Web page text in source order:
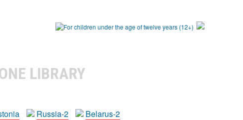
LIBRARY
Russia-2 Belarus-2